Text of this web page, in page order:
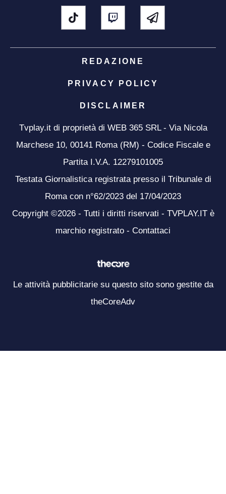
REDAZIONE
PRIVACY POLICY
DISCLAIMER
Tvplay.it di proprietà di WEB 365 SRL - Via Nicola
Marchese 10, 00141 Roma (RM) - Codice Fiscale e
Partita I.V.A. 12279101005
Testata Giornalistica registrata presso il Tribunale di
Roma con n°62/2023 del 17/04/2023
Copyright ©2026 - Tutti i diritti riservati - TVPLAY.IT è
marchio registrato - Contattaci
Le attività pubblicitarie su questo sito sono gestite da
theCoreAdv